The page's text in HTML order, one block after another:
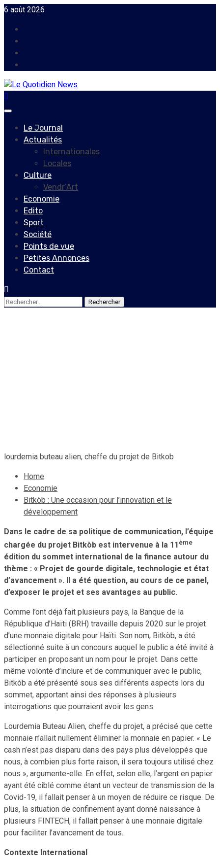
Skip
content
6 août 2026
Primary
Le Journal
Actualités
Internationales
Locales
Culture
Vendr’Art
Economie
Edito
Sport
Société
Points de vue
Petites Annonces
Contact
Rechercher :
lourdemia buteau alien, cheffe du projet de Bitkob
Home
Economie
Bitkòb : Une occasion pour l’innovation et le
développement
Dans le cadre de sa politique de communication, l’équipe
chargée du projet Bitkòb est intervenue à la 11 ème
édition du sommet international de la finance autour du
thème : « Projet de gourde digitale, technologie et état
d’avancement ». Il a été question, au cours de ce panel,
d’exposer le projet et ses avantages au public.
Comme l’ont déjà fait plusieurs pays, la Banque de la
République d’Haïti (BRH) travaille depuis 2020 sur le projet
d’une monnaie digitale pour Haïti. Son nom, Bitkòb, a été
sélectionné suite à un concours auquel le public a été invité à
participer en proposant un nom pour le projet. Dans cette
même volonté d’inclure et de communiquer avec le public,
Bitkòb a été présenté sous ses différents aspects lors du
sommet, apportant ainsi des réponses à plusieurs
interrogations que pourraient avoir les gens.
Lourdemia Buteau Alien, cheffe du projet, a précisé que cette
monnaie n’allait nullement éliminer la monnaie en papier. « Le
cash n’est pas disparu dans des pays plus développés que
nous, à combien plus forte raison, il sera toujours utilisé chez
nous », argumente-elle. En effet, selon elle, l’argent en papier
ayant été ciblé comme étant un vecteur de transmission de la
Covid-19, il fallait penser à un moyen de réduire ce risque. De
plus, la situation de confinement ayant donné naissance à
plusieurs FINTECH, il fallait penser à une monnaie digitale
pour faciliter l’avancement de tous.
Contexte International